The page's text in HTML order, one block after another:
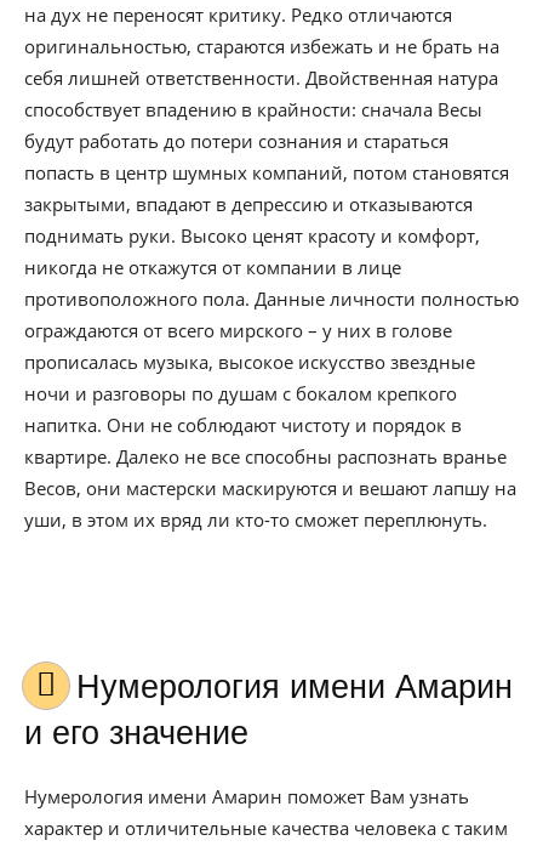
на дух не переносят критику. Редко отличаются
оригинальностью, стараются избежать и не брать на
себя лишней ответственности. Двойственная натура
способствует впадению в крайности: сначала Весы
будут работать до потери сознания и стараться
попасть в центр шумных компаний, потом становятся
закрытыми, впадают в депрессию и отказываются
поднимать руки. Высоко ценят красоту и комфорт,
никогда не откажутся от компании в лице
противоположного пола. Данные личности полностью
ограждаются от всего мирского – у них в голове
прописалась музыка, высокое искусство звездные
ночи и разговоры по душам с бокалом крепкого
напитка. Они не соблюдают чистоту и порядок в
квартире. Далеко не все способны распознать вранье
Весов, они мастерски маскируются и вешают лапшу на
уши, в этом их вряд ли кто-то сможет переплюнуть.
Нумерология имени Амарин
и его значение
Нумерология имени Амарин поможет Вам узнать
характер и отличительные качества человека с таким